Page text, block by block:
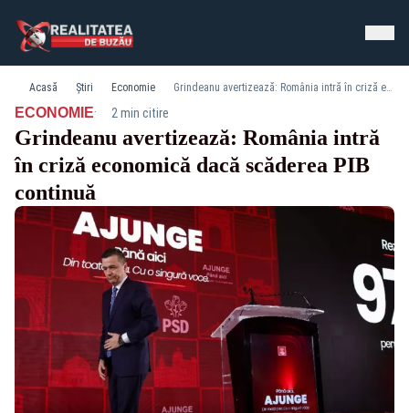
Acasă Știri Economie Grindeanu avertizează: România intră în criză economică dacă scăderea PIB continuă
ECONOMIE· 2 min citire
Grindeanu avertizează: România intră
în criză economică dacă scăderea PIB
continuă